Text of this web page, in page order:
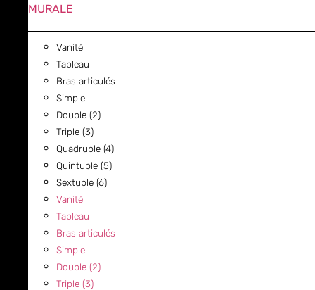
MURALE
Vanité
Tableau
Bras articulés
Simple
Double (2)
Triple (3)
Quadruple (4)
Quintuple (5)
Sextuple (6)
Vanité
Tableau
Bras articulés
Simple
Double (2)
Triple (3)